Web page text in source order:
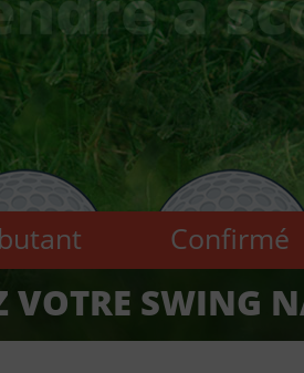
Confirmé
VOTRE SWING